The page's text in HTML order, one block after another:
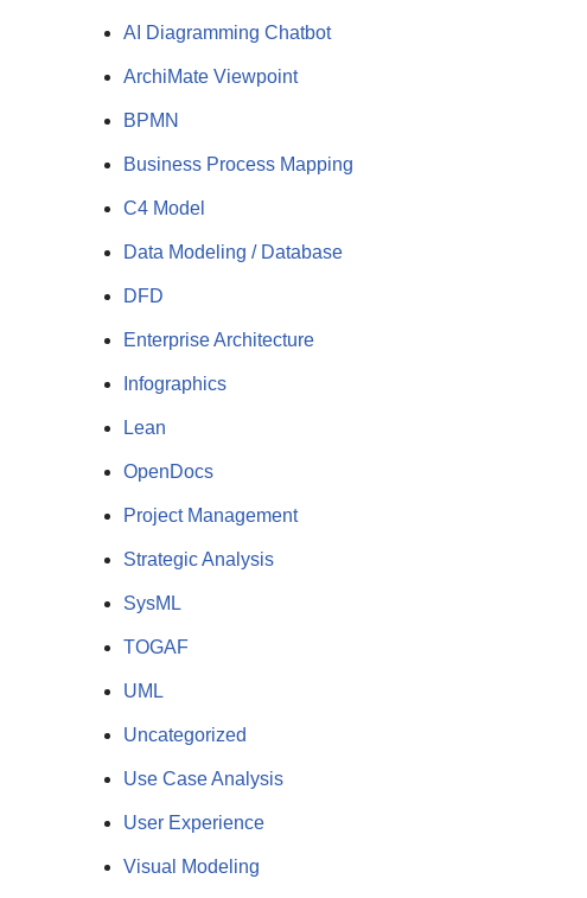
AI Diagramming Chatbot
ArchiMate Viewpoint
BPMN
Business Process Mapping
C4 Model
Data Modeling / Database
DFD
Enterprise Architecture
Infographics
Lean
OpenDocs
Project Management
Strategic Analysis
SysML
TOGAF
UML
Uncategorized
Use Case Analysis
User Experience
Visual Modeling